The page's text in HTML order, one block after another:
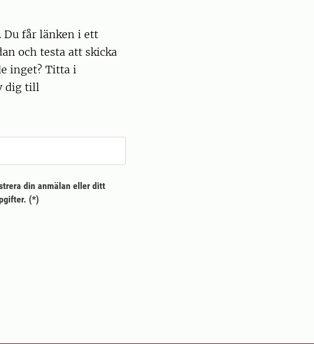
får länken i ett
och testa att skicka
inget? Titta i
dig till
din anmälan eller ditt